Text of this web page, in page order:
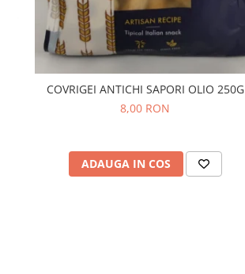
COVRIGEI ANTICHI SAPORI OLIO 250G
8,00 RON
ADAUGA IN COS